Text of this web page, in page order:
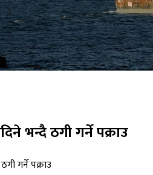
भन्दै ठगी गर्ने पक्राउ